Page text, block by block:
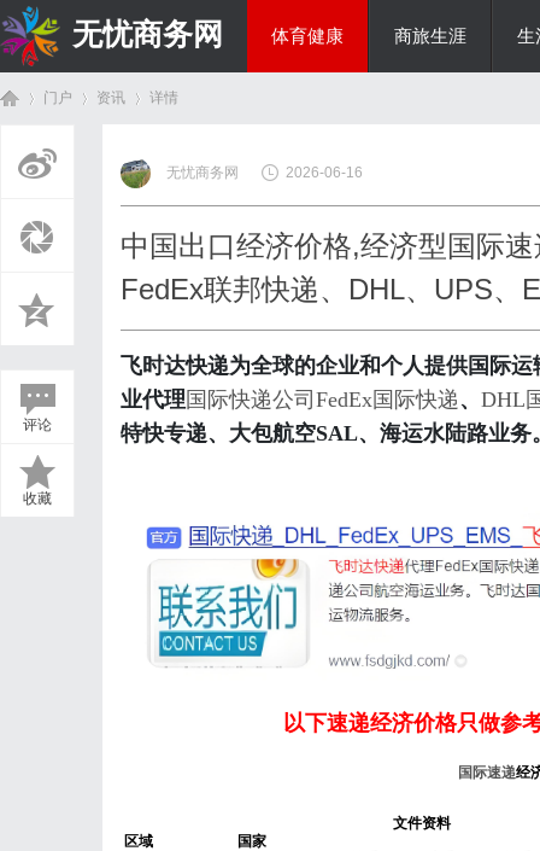
无忧商务网 体育健康 商旅生涯 生
门户 资讯
›
详情
评论
收藏
无忧商务网 2026-06-16
中国出口经济价格,经济型国际
FedEx联邦快递、DHL、UPS、
飞时达快递为全球的企业和个人提供国际
业代理 国际快递公司 FedEx国际快递 、 DHL
特快专递、大包航空SAL、海运水陆路业务
以下速递经济价格只做参
国际速递经
区域 国家
文件资料